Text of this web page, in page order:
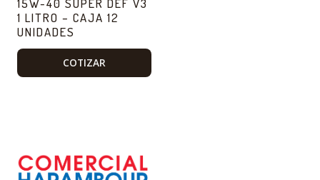
1 LITRO – CAJA 12
UNIDADES
COTIZAR